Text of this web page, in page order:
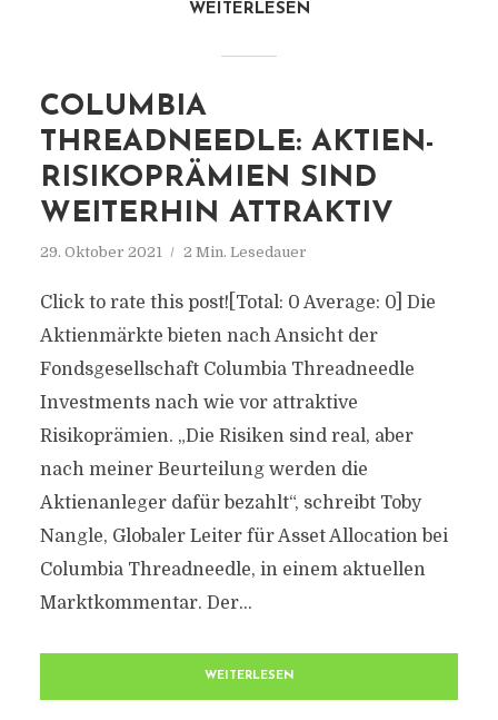
WEITERLESEN
COLUMBIA
THREADNEEDLE: AKTIEN-
RISIKOPRÄMIEN SIND
WEITERHIN ATTRAKTIV
29. Oktober 2021 2 Min. Lesedauer
Click to rate this post![Total: 0 Average: 0] Die
Aktienmärkte bieten nach Ansicht der
Fondsgesellschaft Columbia Threadneedle
Investments nach wie vor attraktive
Risikoprämien. „Die Risiken sind real, aber
nach meiner Beurteilung werden die
Aktienanleger dafür bezahlt“, schreibt Toby
Nangle, Globaler Leiter für Asset Allocation bei
Columbia Threadneedle, in einem aktuellen
Marktkommentar. Der...
WEITERLESEN